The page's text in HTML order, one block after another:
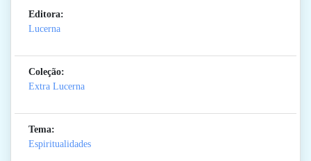
Editora:
Lucerna
Coleção:
Extra Lucerna
Tema:
Espiritualidades